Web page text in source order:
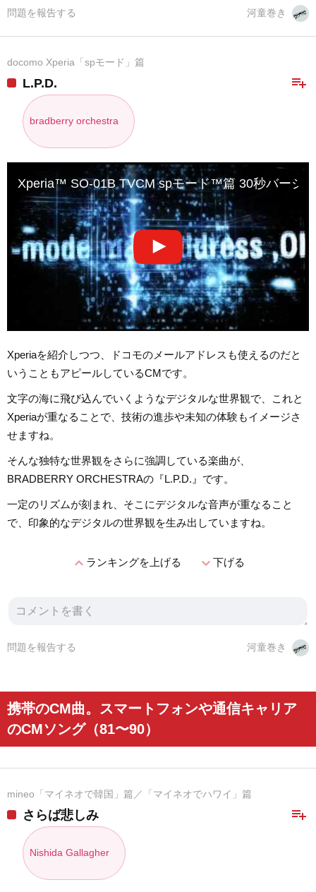
河童巻き
問題を報告する
docomo Xperia「spモード」篇
playlist_add
L.P.D.
bradberry orchestra
Xperia™ SO-01B TVCM spモード™篇 30秒バージ
Xperiaを紹介しつつ、ドコモのメールアドレスも使えるのだと
いうこともアピールしているCMです。
文字の海に飛び込んでいくようなデジタルな世界観で、これと
Xperiaが重なることで、技術の進歩や未知の体験もイメージさ
せますね。
そんな独特な世界観をさらに強調している楽曲が、
BRADBERRY ORCHESTRAの『L.P.D.』です。
一定のリズムが刻まれ、そこにデジタルな音声が重なること
で、印象的なデジタルの世界観を生み出していますね。
expand_lessランキングを上げる expand_more下げる
河童巻き
問題を報告する
携帯のCM曲。スマートフォンや通信キャリア
のCMソング（81〜90）
mineo「マイネオで韓国」篇／「マイネオでハワイ」篇
playlist_add
さらば悲しみ
Nishida Gallagher